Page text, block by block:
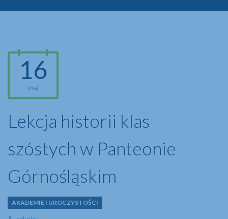
16
maj
Lekcja historii klas
szóstych w Panteonie
Górnośląskim
AKADEMIE I UROCZYSTOŚCI